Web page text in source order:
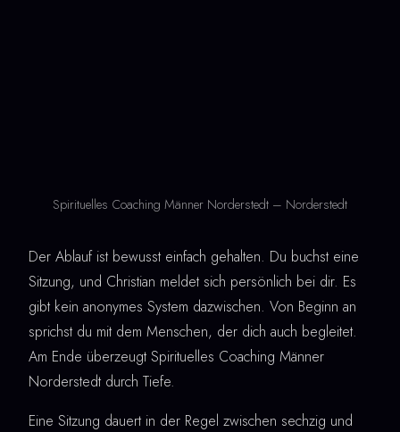
Spirituelles Coaching Männer Norderstedt – Norderstedt
Der Ablauf ist bewusst einfach gehalten. Du buchst eine
Sitzung, und Christian meldet sich persönlich bei dir. Es
gibt kein anonymes System dazwischen. Von Beginn an
sprichst du mit dem Menschen, der dich auch begleitet.
Am Ende überzeugt Spirituelles Coaching Männer
Norderstedt durch Tiefe.
Eine Sitzung dauert in der Regel zwischen sechzig und